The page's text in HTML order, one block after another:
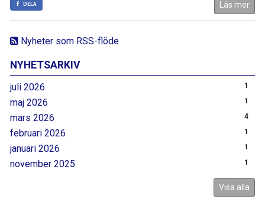
Nyheter som RSS-flöde
NYHETSARKIV
juli 2026 1
maj 2026 1
mars 2026 4
februari 2026 1
januari 2026 1
november 2025 1
Visa alla
DELA Läs mer